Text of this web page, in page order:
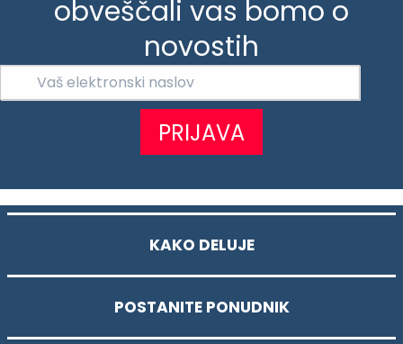
obveščali vas bomo o
novostih
PRIJAVA
KAKO DELUJE
POSTANITE PONUDNIK